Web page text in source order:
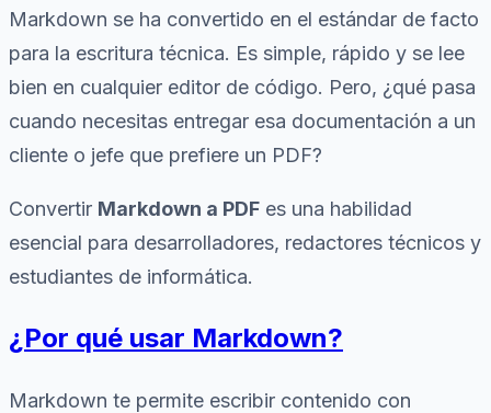
Markdown se ha convertido en el estándar de facto
para la escritura técnica. Es simple, rápido y se lee
bien en cualquier editor de código. Pero, ¿qué pasa
cuando necesitas entregar esa documentación a un
cliente o jefe que prefiere un PDF?
Convertir Markdown a PDF es una habilidad
esencial para desarrolladores, redactores técnicos y
estudiantes de informática.
¿Por qué usar Markdown?
Markdown te permite escribir contenido con